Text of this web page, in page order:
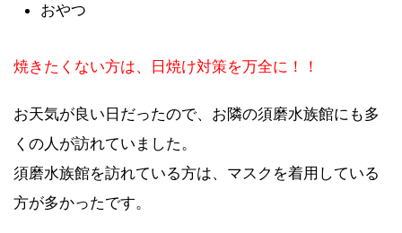
おやつ
焼きたくない方は、日焼け対策を万全に！！
お天気が良い日だったので、お隣の須磨水族館にも多
くの人が訪れていました。
須磨水族館を訪れている方は、マスクを着用している
方が多かったです。